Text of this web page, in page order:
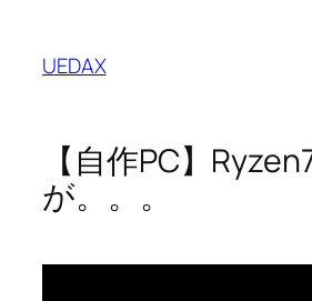
UEDAX
【自作PC】
が。。。